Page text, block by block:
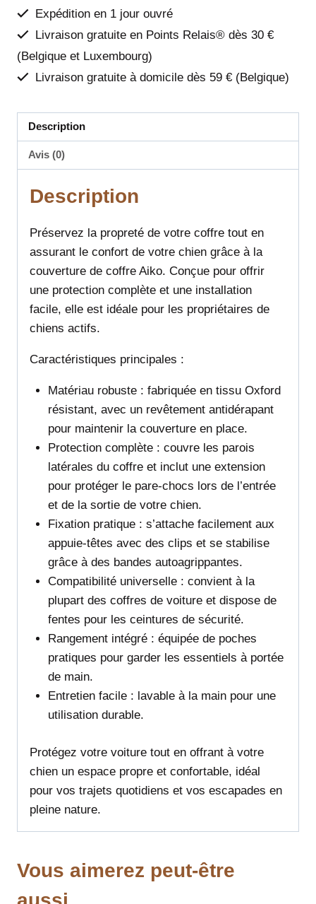
AikoExpédition en 1 jour ouvré
Livraison gratuite en Points Relais® dès 30 €
(Belgique et Luxembourg)
Livraison gratuite à domicile dès 59 € (Belgique)
Description
Avis (0)
Description
Préservez la propreté de votre coffre tout en
assurant le confort de votre chien grâce à la
couverture de coffre Aiko. Conçue pour offrir
une protection complète et une installation
facile, elle est idéale pour les propriétaires de
chiens actifs.
Caractéristiques principales :
Matériau robuste : fabriquée en tissu Oxford
résistant, avec un revêtement antidérapant
pour maintenir la couverture en place.
Protection complète : couvre les parois
latérales du coffre et inclut une extension
pour protéger le pare-chocs lors de l’entrée
et de la sortie de votre chien.
Fixation pratique : s’attache facilement aux
appuie-têtes avec des clips et se stabilise
grâce à des bandes autoagrippantes.
Compatibilité universelle : convient à la
plupart des coffres de voiture et dispose de
fentes pour les ceintures de sécurité.
Rangement intégré : équipée de poches
pratiques pour garder les essentiels à portée
de main.
Entretien facile : lavable à la main pour une
utilisation durable.
Protégez votre voiture tout en offrant à votre
chien un espace propre et confortable, idéal
pour vos trajets quotidiens et vos escapades en
pleine nature.
Vous aimerez peut-être